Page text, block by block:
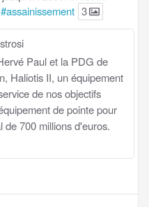
#assainissement 3
Paul et la PDG de
Haliotis II, un équipement
de nos objectifs
de pointe pour
de 700 millions d'euros.